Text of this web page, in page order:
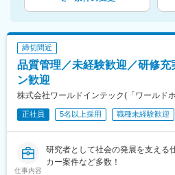
締切間近
品質管理／未経験歓迎／研修
ン歓迎
株式会社ワールドインテック(「ワールド
正社員 5名以上採用 職種未経験歓迎
仕事内容
研究者として社会の発展を支える
カー案件など多数！